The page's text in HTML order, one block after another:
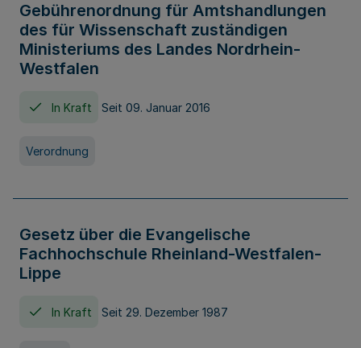
Gebührenordnung für Amtshandlungen
des für Wissenschaft zuständigen
Ministeriums des Landes Nordrhein-
Westfalen
In Kraft Seit 09. Januar 2016
Verordnung
Gesetz über die Evangelische
Fachhochschule Rheinland-Westfalen-
Lippe
In Kraft Seit 29. Dezember 1987